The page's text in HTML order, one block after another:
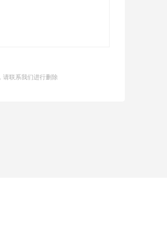
请联系我们进行删除